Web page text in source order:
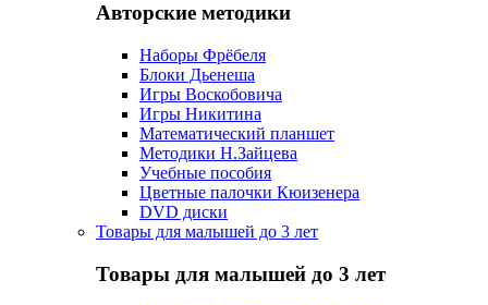
Авторские методики
Наборы Фрёбеля
Блоки Дьенеша
Игры Воскобовича
Игры Никитина
Математический планшет
Методики Н.Зайцева
Учебные пособия
Цветные палочки Кюизенера
DVD диски
Товары для малышей до 3 лет
Товары для малышей до 3 лет